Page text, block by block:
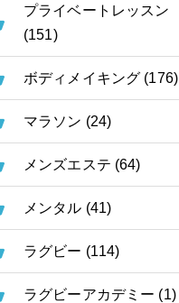
プライベートレッスン
(151)
ボディメイキング (176)
マラソン (24)
メンズエステ (64)
メンタル (41)
ラグビー (114)
ラグビーアカデミー (1)